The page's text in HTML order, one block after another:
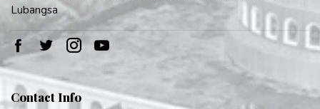
Lubangsa
Contact Info